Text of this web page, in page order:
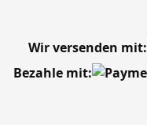
Wir versenden mit:
Bezahle mit: